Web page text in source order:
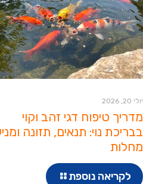
יולי 20, 2026
מדריך טיפוח דגי זהב וקוי
בבריכת נוי: תנאים, תזונה
מחלות
לקריאה נוספת